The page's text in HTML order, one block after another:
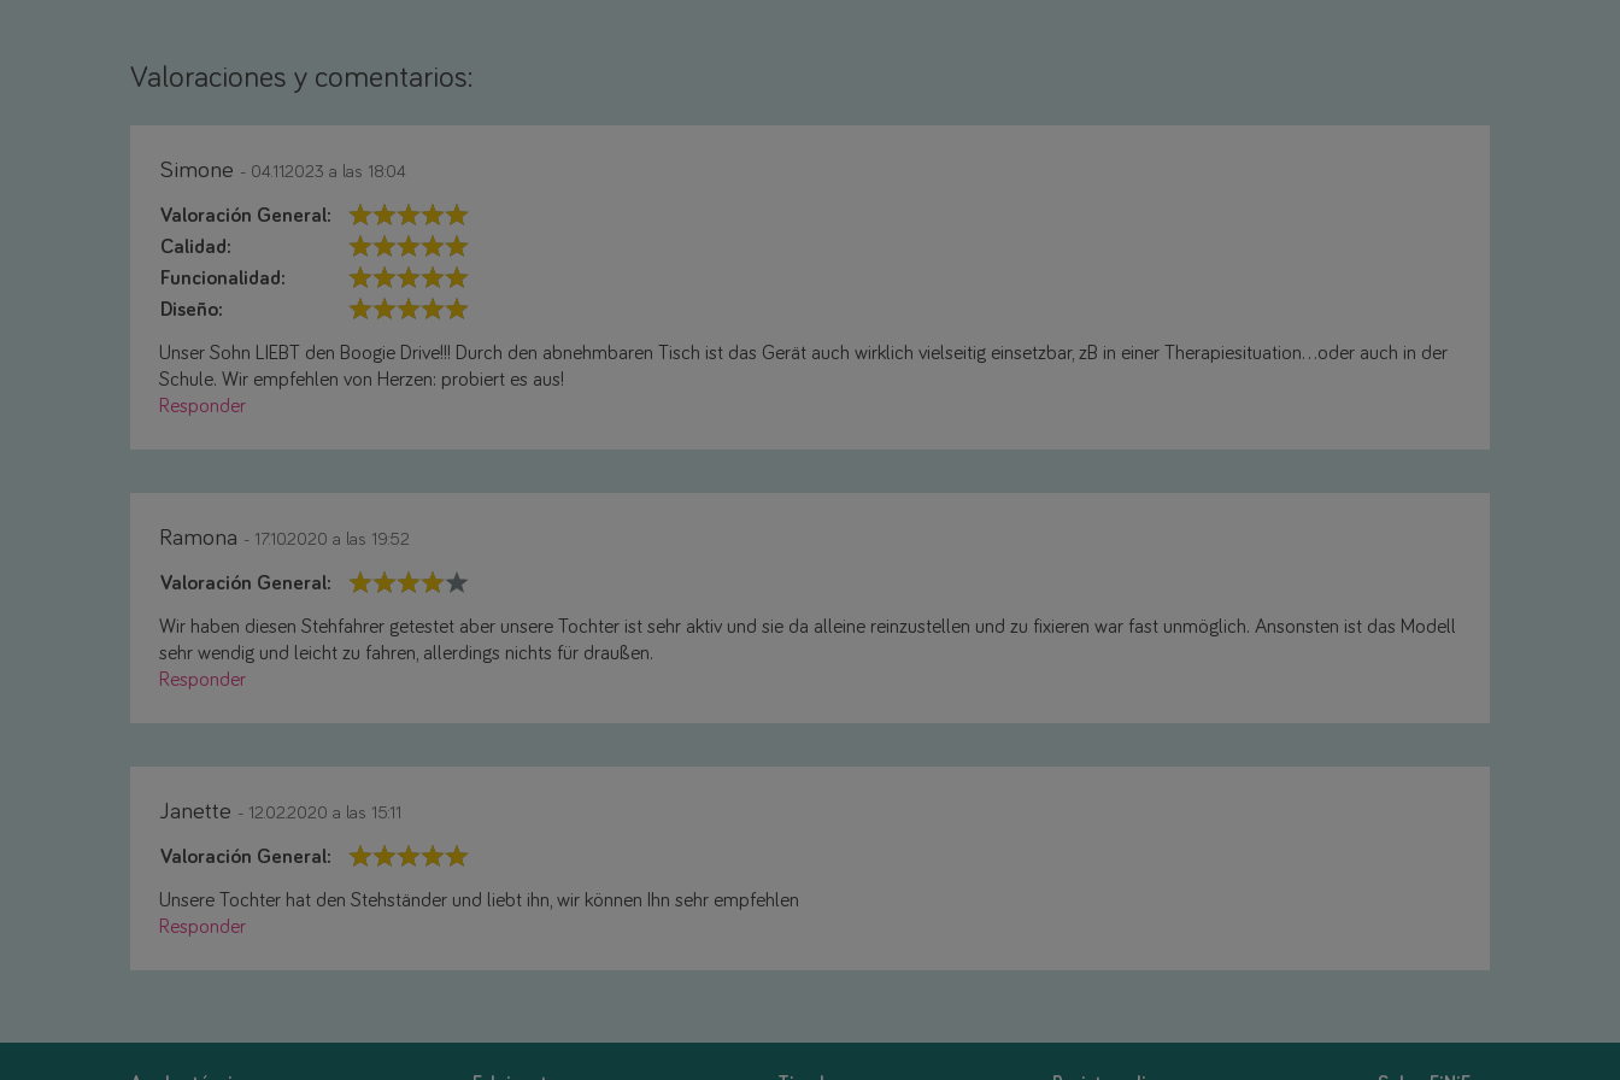
Valoraciones y comentarios:
Simone - 04.11.2023 a las 18:04
Valoración General:
Calidad:
Funcionalidad:
Diseño:
Unser Sohn LIEBT den Boogie Drive!!! Durch den abnehmbaren Tisch ist das Gerät auch wirklich vielseitig einsetzbar, zB in einer Therapiesituation…oder auch in der
Schule. Wir empfehlen von Herzen: probiert es aus!
Responder
Ramona - 17.10.2020 a las 19:52
Valoración General:
Wir haben diesen Stehfahrer getestet aber unsere Tochter ist sehr aktiv und sie da alleine reinzustellen und zu fixieren war fast unmöglich. Ansonsten ist das Modell
sehr wendig und leicht zu fahren, allerdings nichts für draußen.
Responder
Janette - 12.02.2020 a las 15:11
Valoración General:
Unsere Tochter hat den Stehständer und liebt ihn, wir können Ihn sehr empfehlen
Responder